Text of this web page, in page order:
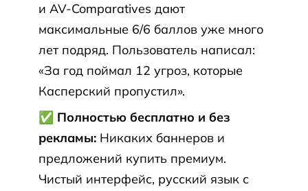
и AV-Comparatives дают
максимальные 6/6 баллов уже много
лет подряд. Пользователь написал:
«За год поймал 12 угроз, которые
Касперский пропустил».
✅ Полностью бесплатно и без
рекламы: Никаких баннеров и
предложений купить премиум.
Чистый интерфейс, русский язык с